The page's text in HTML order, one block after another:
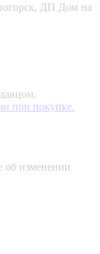
ДП Дом на
при покупке.
об изменении